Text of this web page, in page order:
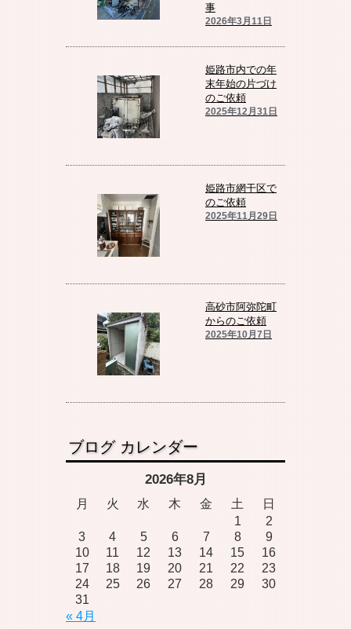
事
2026年3月11日
姫路市内での年
末年始の片づけ
のご依頼
2025年12月31日
姫路市網干区で
のご依頼
2025年11月29日
高砂市阿弥陀町
からのご依頼
2025年10月7日
ブログ カレンダー
2026年8月
月 火 水 木 金 土
日
1
2
3
4 5 6 7 8
9
10
11 12 13 14 15
16
17
18 19 20 21 22
23
24
25 26 27 28 29
30
31
« 4月